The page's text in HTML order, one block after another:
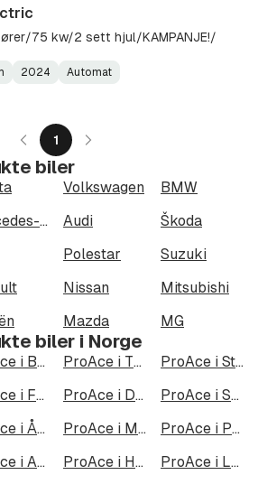
75 kw/2 sett hjul/KAMPANJE!/
2024
Automat
1
biler
Volkswagen
BMW
Mercedes-Benz Audi
Škoda
Polestar
Suzuki
Nissan
Mitsubishi
Mazda MG
biler i Norge
ProAce i Bergen ProAce i Trondheim
ProAce i Stavanger
ProAce i Fredrikstad ProAce i Drammen
ProAce i Skien
ProAce i Ålesund ProAce i Moss
ProAce i Porsgrunn
ProAce i Arendal ProAce i Hamar
ProAce i Larvik